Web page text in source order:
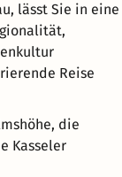
lässt Sie in eine
Reise
die
Kasseler